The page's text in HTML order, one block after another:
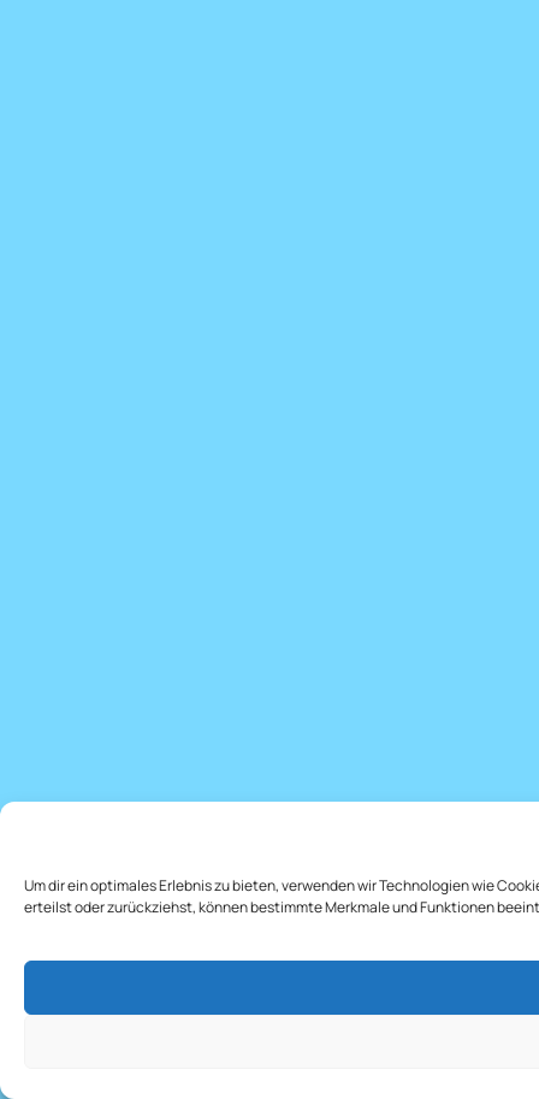
Um dir ein optimales Erlebnis zu bieten, verwenden wir Technologien wie
erteilst oder zurückziehst, können bestimmte Merkmale und Funktionen